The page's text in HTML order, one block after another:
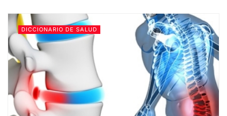
DICCIONARIO DE SALUD